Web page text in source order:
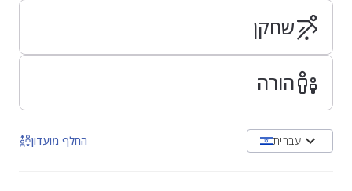
שחקן
הורה
עברית החלף מועדון